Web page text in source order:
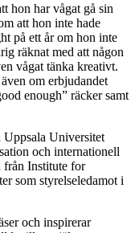
hon har vågat gå sin
att hon inte hade
på ett år om hon inte
räknat med att någon
vågat tänka kreativt.
om erbjudandet
enough” räcker samt
Universitet
och internationell
från Institute for
som styrelseledamot i
och inspirerar